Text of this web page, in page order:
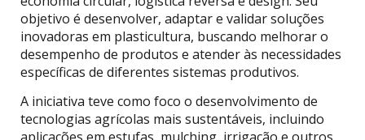
objetivo é desenvolver, adaptar e validar soluções
inovadoras em plasticultura, buscando melhorar o
desempenho de produtos e atender às necessidades
específicas de diferentes sistemas produtivos.
A iniciativa teve como foco o desenvolvimento de
tecnologias agrícolas mais sustentáveis, incluindo
aplicações em estufas, mulching, irrigação e outros